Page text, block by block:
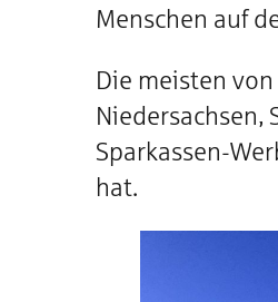
Menschen auf
Die meisten
Niedersachsen,
Sparkassen-
hat.